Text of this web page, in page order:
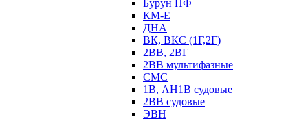
Бурун ПФ
КМ-Е
ДНА
ВК, ВКС (1Г,2Г)
2ВВ, 2ВГ
2ВВ мультифазные
СМС
1В, АН1В судовые
2ВВ судовые
ЭВН